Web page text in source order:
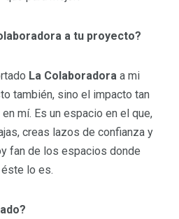
a tu proyecto?
La Colaboradora a mi
también, sino el impacto tan
mí. Es un espacio en el que,
creas lazos de confianza y
fan de los espacios donde
éste lo es.